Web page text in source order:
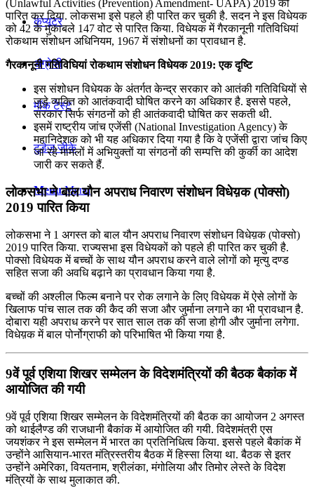
कंप्यूटर
अंग्रेजी
मॉक टेस्ट
टुडेज जीके
Menu Menu
(Unlawful Activities (Prevention) Amendment- UAPA) 2019 को
पारित कर दिया. लोकसभा इसे पहले ही पारित कर चुकी है. सदन ने इस विधेयक
को 42 के मुकाबले 147 वोट से पारित किया. विधेयक में गैरकानूनी गतिविधियां
रोकथाम संशोधन अधिनियम, 1967 में संशोधनों का प्रावधान है.
गैरकानूनी गतिविघियां रोकथाम संशोधन विधेयक 2019: एक दृष्टि
इस संशोधन विधेयक के अंतर्गत केन्द्र सरकार को आतंकी गतिविधियों से
जुड़े व्यक्ति को आतंकवादी घोषित करने का अधिकार है. इससे पहले,
सरकार सिर्फ संगठनों को ही आतंकवादी घोषित कर सकती थी.
इसमें राष्ट्रीय जांच एजेंसी (National Investigation Agency) के
महानिदेशक को भी यह अधिकार दिया गया है कि वे एजेंसी द्वारा जांच किए
जा रहे मामलों में अभियुक्तों या संगठनों की सम्पत्ति की कुर्की का आदेश
जारी कर सकते हैं.
लोकसभा ने बाल यौन अपराध निवारण संशोधन विधेय़क (पोक्सो)
2019 पारित किया
लोकसभा ने 1 अगस्त को बाल यौन अपराध निवारण संशोधन विधेय़क (पोक्सो)
2019 पारित किया. राज्‍यसभा इस विधेयकों को पहले ही पारित कर चुकी है.
पोक्सो विधेयक में बच्चों के साथ यौन अपराध करने वाले लोगों को मृत्यु दण्ड
सहित सजा की अवधि बढ़ाने का प्रावधान किया गया है.
बच्चों की अश्लील फिल्म बनाने पर रोक लगाने के लिए विधेयक में ऐसे लोगों के
खिलाफ पांच साल तक की कैद की सजा और जुर्माना लगाने का भी प्रावधान है.
दोबारा यही अपराध करने पर सात साल तक की सजा होगी और जुर्माना लगेगा.
विधेय़क में बाल पोर्नोग्राफी को परिभाषित भी किया गया है.
9वें पूर्व एशिया शिखर सम्‍मेलन के विदेशमंत्रियों की बैठक बैकांक में
आयोजित की गयी
9वें पूर्व एशिया शिखर सम्‍मेलन के विदेशमंत्रियों की बैठक का आयोजन 2 अगस्त
को थाईलैण्‍ड की राजधानी बैकांक में आयोजित की गयी. विदेशमंत्री एस
जयशंकर ने इस सम्मेलन में भारत का प्रतिनिधित्व किया. इससे पहले बैकांक में
उन्होंने आसियान-भारत मंत्रिस्‍तरीय बैठक में हिस्सा लिया था. बैठक से इतर
उन्होंने अमेरिका, वियतनाम, श्रीलंका, मंगोलिया और तिमोर लेस्‍ते के विदेश
मंत्रियों के साथ मुलाकात की.